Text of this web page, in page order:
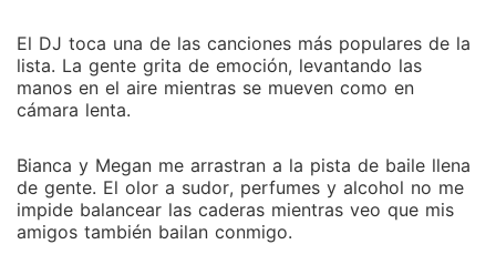
El DJ toca una de las canciones más populares de la
lista. La gente grita de emoción, levantando las
manos en el aire mientras se mueven como en
cámara lenta.
Bianca y Megan me arrastran a la pista de baile llena
de gente. El olor a sudor, perfumes y alcohol no me
impide balancear las caderas mientras veo que mis
amigos también bailan conmigo.